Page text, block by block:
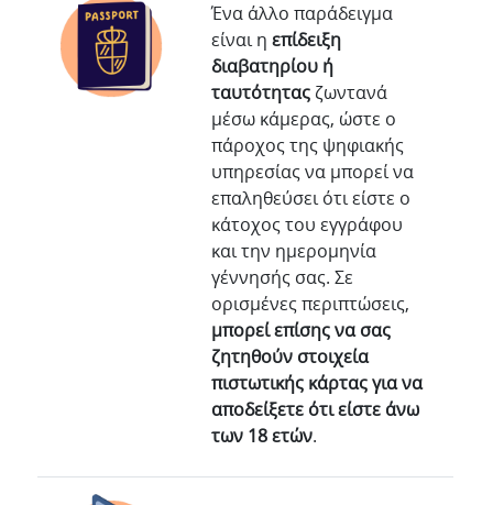
Ένα άλλο παράδειγμα
είναι ηεπίδειξη
διαβατηρίου ή
ταυτότητας ζωντανά
μέσω κάμερας, ώστε ο
πάροχος της ψηφιακής
υπηρεσίας να μπορεί να
επαληθεύσει ότι είστε ο
κάτοχος του εγγράφου
και την ημερομηνία
γέννησής σας. Σε
ορισμένες περιπτώσεις,
μπορεί επίσης να σας
ζητηθούν στοιχεία
πιστωτικής κάρτας για να
αποδείξετε ότι είστε άνω
των 18 ετών.